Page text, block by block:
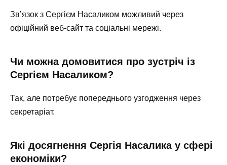
Зв’язок з Сергієм Насаликом можливий через
офіційний веб-сайт та соціальні мережі.
Чи можна домовитися про зустріч із
Сергієм Насаликом?
Так, але потребує попереднього узгодження через
секретаріат.
Які досягнення Сергія Насалика у сфері
економіки?